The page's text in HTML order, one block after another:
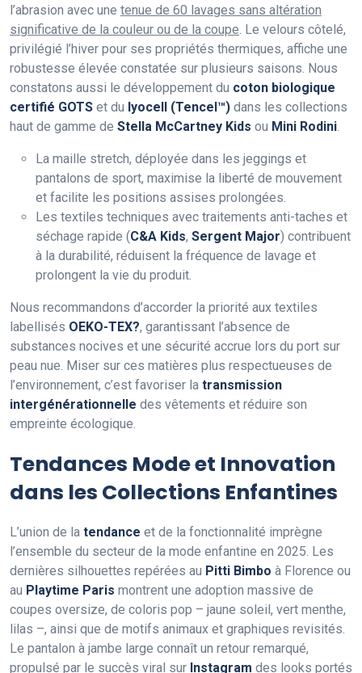
l’abrasion avec une tenue de 60 lavages sans altération
significative de la couleur ou de la coupe. Le velours côtelé,
privilégié l’hiver pour ses propriétés thermiques, affiche une
robustesse élevée constatée sur plusieurs saisons. Nous
constatons aussi le développement du coton biologique
certifié GOTS et du lyocell (Tencel™) dans les collections
haut de gamme de Stella McCartney Kids ou Mini Rodini.
La maille stretch, déployée dans les jeggings et
pantalons de sport, maximise la liberté de mouvement
et facilite les positions assises prolongées.
Les textiles techniques avec traitements anti-taches et
séchage rapide (C&A Kids, Sergent Major) contribuent
à la durabilité, réduisent la fréquence de lavage et
prolongent la vie du produit.
Nous recommandons d’accorder la priorité aux textiles
labellisés OEKO-TEX?, garantissant l’absence de
substances nocives et une sécurité accrue lors du port sur
peau nue. Miser sur ces matières plus respectueuses de
l’environnement, c’est favoriser la transmission
intergénérationnelle des vêtements et réduire son
empreinte écologique.
Tendances Mode et Innovation
dans les Collections Enfantines
L’union de la tendance et de la fonctionnalité imprègne
l’ensemble du secteur de la mode enfantine en 2025. Les
dernières silhouettes repérées au Pitti Bimbo à Florence ou
au Playtime Paris montrent une adoption massive de
coupes oversize, de coloris pop – jaune soleil, vert menthe,
lilas –, ainsi que de motifs animaux et graphiques revisités.
Le pantalon à jambe large connaît un retour remarqué,
propulsé par le succès viral sur Instagram des looks portés